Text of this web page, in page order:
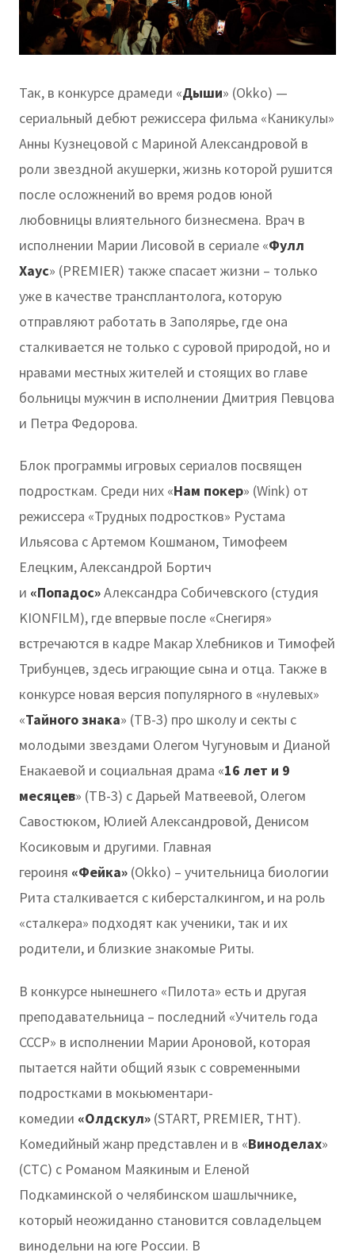
Так, в конкурсе драмеди «Дыши» (Okko) —
сериальный дебют режиссера фильма «Каникулы»
Анны Кузнецовой с Мариной Александровой в
роли звездной акушерки, жизнь которой рушится
после осложнений во время родов юной
любовницы влиятельного бизнесмена. Врач в
исполнении Марии Лисовой в сериале «Фулл
Хаус» (PREMIER) также спасает жизни – только
уже в качестве трансплантолога, которую
отправляют работать в Заполярье, где она
сталкивается не только с суровой природой, но и
нравами местных жителей и стоящих во главе
больницы мужчин в исполнении Дмитрия Певцова
и Петра Федорова.
Блок программы игровых сериалов посвящен
подросткам. Среди них «Нам покер» (Wink) от
режиссера «Трудных подростков» Рустама
Ильясова с Артемом Кошманом, Тимофеем
Елецким, Александрой Бортич
и «Попадос»Александра Собичевского (студия
KIONFILM), где впервые после «Снегиря»
встречаются в кадре Макар Хлебников и Тимофей
Трибунцев, здесь играющие сына и отца. Также в
конкурсе новая версия популярного в «нулевых»
«Тайного знака» (ТВ-3) про школу и секты с
молодыми звездами Олегом Чугуновым и Дианой
Енакаевой и социальная драма «16 лет и 9
месяцев» (ТВ-3) с Дарьей Матвеевой, Олегом
Савостюком, Юлией Александровой, Денисом
Косиковым и другими. Главная
героиня «Фейка» (Okko) – учительница биологии
Рита сталкивается с киберсталкингом, и на роль
«сталкера» подходят как ученики, так и их
родители, и близкие знакомые Риты.
В конкурсе нынешнего «Пилота» есть и другая
преподавательница – последний «Учитель года
СССР» в исполнении Марии Ароновой, которая
пытается найти общий язык с современными
подростками в мокьюментари-
комедии «Олдскул» (START, PREMIER, ТНТ).
Комедийный жанр представлен и в «Виноделах»
(СТС) с Романом Маякиным и Еленой
Подкаминской о челябинском шашлычнике,
который неожиданно становится совладельцем
винодельни на юге России. В